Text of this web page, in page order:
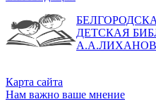
ДЕТСКАЯ
Карта сайта
Нам важно ваше мнение